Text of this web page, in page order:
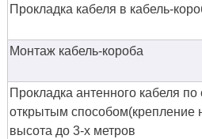
Прокладка кабеля в кабель-
Монтаж кабель-короба
Прокладка антенного кабеля по
открытым способом(крепление
высота до 3-х метров